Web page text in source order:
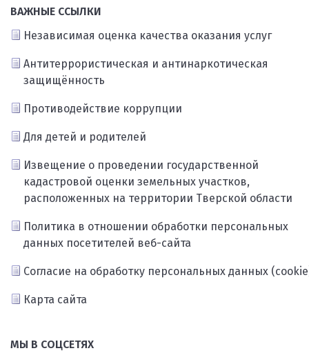
ВАЖНЫЕ ССЫЛКИ
Независимая оценка качества оказания услуг
Антитеррористическая и антинаркотическая
защищённость
Противодействие коррупции
Для детей и родителей
Извещение о проведении государственной
кадастровой оценки земельных участков,
расположенных на территории Тверской области
Политика в отношении обработки персональных
данных посетителей веб-сайта
Согласие на обработку персональных данных
Карта сайта
МЫ В СОЦСЕТЯХ